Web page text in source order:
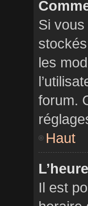
Si
les
forum.
Haut
Il est